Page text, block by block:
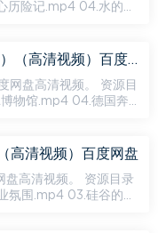
历险记.mp4 04.水的世
芝麻学社漫游世界之博物馆2（完结）（高清视频）百度网盘
网盘高清视频。 资源目
物馆.mp4 04.德国奔
高清视频）百度网盘
盘高清视频。 资源目录
氛围.mp4 03.硅谷的发